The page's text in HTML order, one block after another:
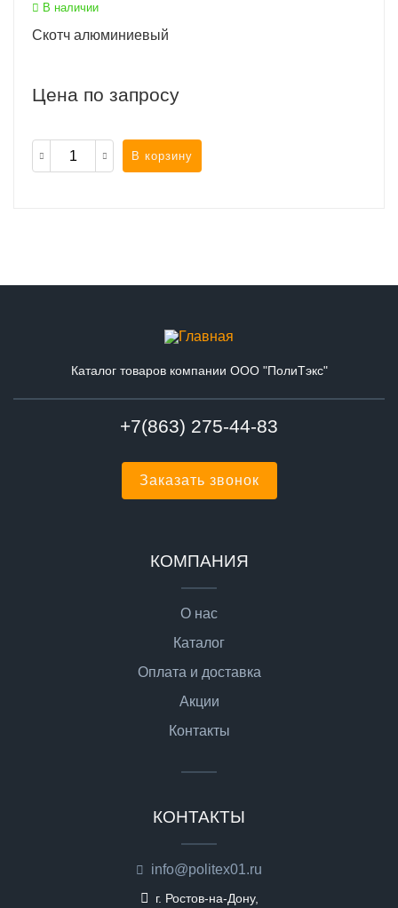
В наличии
Скотч алюминиевый
Цена по запросу
В корзину
Каталог товаров компании ООО "ПолиТэкс"
+7(863) 275-44-83
Заказать звонок
КОМПАНИЯ
О нас
Каталог
Оплата и доставка
Акции
Контакты
КОНТАКТЫ
info@politex01.ru
г. Ростов-на-Дону,